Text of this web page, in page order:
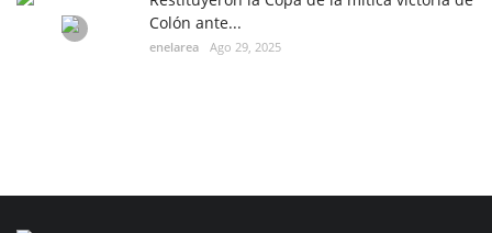
Colón ante...
enelarea Ago 29, 2025